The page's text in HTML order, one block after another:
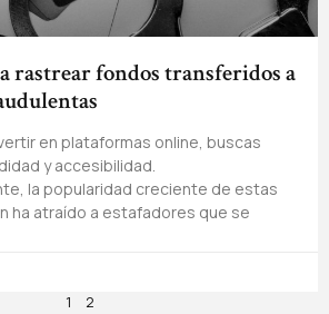
rastrear fondos transferidos a
en plataformas online, buscas
y accesibilidad.
la popularidad creciente de estas
ha atraído a estafadores que se
1 2